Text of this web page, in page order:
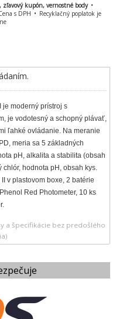
zľavový kupón, vernostné body
s DPH
Recyklačný poplatok je
je moderný prístroj s
je vodotesný a schopný plávať,
ľahké ovládanie. Na meranie
meria sa 5 základných
pH, alkalita a stabilita (obsah
hodnota pH, obsah kys.
v plastovom boxe, 2 batérie
Red Photometer, 10 ks
a špecifikácie bez predošlého